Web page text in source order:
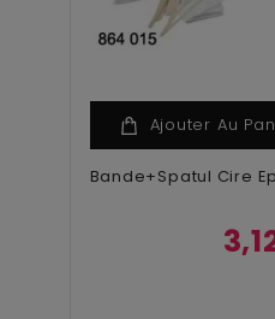
Ajouter Au
Bande+Spatul Cire